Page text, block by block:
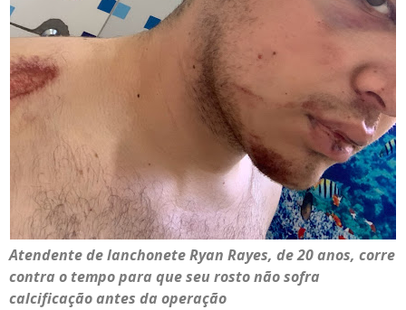
Atendente de lanchonete Ryan Rayes, de 20 anos, corre
contra o tempo para que seu rosto não sofra
calcificação antes da operação